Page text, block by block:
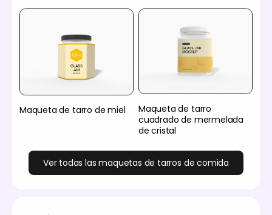
Maqueta de tarro de miel
Maqueta de tarro
cuadrado de mermelada
de cristal
Ver todas las maquetas de tarros de comida